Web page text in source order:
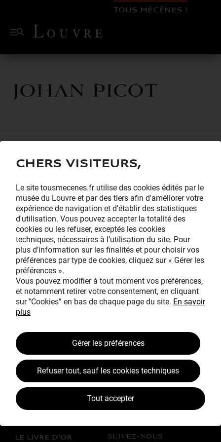
TOUS MÉCÈNES !
Johan PICOT
Avec le mécénat
exceptionnel de
L’ŒUVRE À LA LOUPE
JEAN SIMEON CHARDIN
VOS CONTREPARTIES
ACTUALITÉS
LE LIVRE D’OR SUIVEZ-NOUS
Chers visiteurs,
Le site tousmecenes.fr utilise des cookies édités par le
musée du Louvre et par des tiers afin d'améliorer votre
expérience de navigation et d'établir des statistiques
d'utilisation. Vous pouvez accepter la totalité des
cookies ou les refuser, exceptés les cookies
techniques, nécessaires à l’utilisation du site. Pour
plus d’information sur les finalités et pour choisir vos
préférences par type de cookies, cliquez sur « Gérer les
préférences ».
Vous pouvez modifier à tout moment vos préférences,
et notamment retirer votre consentement, en cliquant
sur "Cookies” en bas de chaque page du site. En savoir
plus
Gérer les préférences
Refuser tout, sauf les cookies techniques
Tout accepter